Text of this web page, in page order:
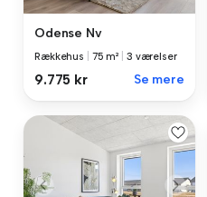
Odense Nv
Rækkehus 75 m² 3 værelser
9.775 kr Se mere